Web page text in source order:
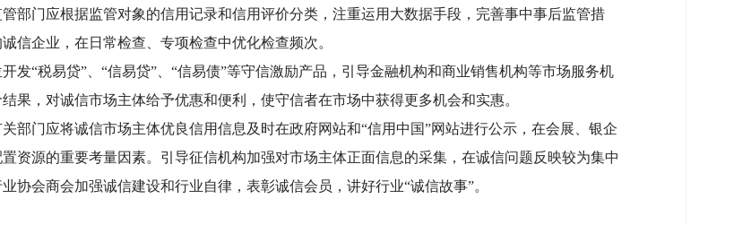
门应根据监管对象的信用记录和信用评价分类，注重运用大数据手段，完善事中事后监管措
信企业，在日常检查、专项检查中优化检查频次。
“税易贷”、“信易贷”、“信易债”等守信激励产品，引导金融机构和商业销售机构等市场服务机
果，对诚信市场主体给予优惠和便利，使守信者在市场中获得更多机会和实惠。
门应将诚信市场主体优良信用信息及时在政府网站和“信用中国”网站进行公示，在会展、银企
资源的重要考量因素。引导征信机构加强对市场主体正面信息的采集，在诚信问题反映较为集中
协会商会加强诚信建设和行业自律，表彰诚信会员，讲好行业“诚信故事”。